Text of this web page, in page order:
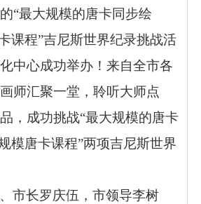
“最大规模的唐卡同步绘
课程”吉尼斯世界纪录挑战活
中心成功举办！来自全市各
师汇聚一堂，聆听大师点
，成功挑战“最大规模的唐卡
模唐卡课程”两项吉尼斯世界
市长罗庆伍，市领导李树